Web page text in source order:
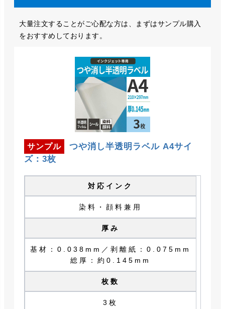
大量注文することがご心配な方は、まずはサンプル購入
をおすすめしております。
サンプル
つや消し半透明ラベル A4サイ
ズ：3枚
対応インク
染料・顔料兼用
厚み
基材：0.038mm／剥離紙：0.075mm
総厚：約0.145mm
枚数
3枚